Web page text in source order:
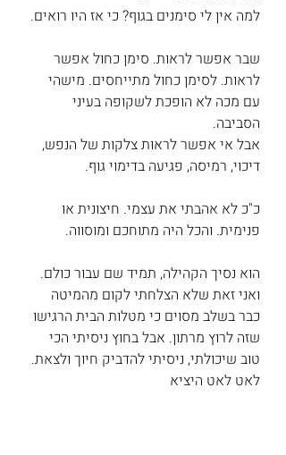
למה אין לי סימנים בגוף? כי אז היו רואים.
שבר אפשר לראות. סימן כחול אפשר
לראות. לסימן כחול מתייחסים. מישהי
עם מכה לא הופכת לשקופה בעיני
הסביבה.
אבל אי אפשר לראות צלקות של הנפש,
דיכוי, רמיסה, פגיעה בדימוי גוף.
כ"כ לא אהבתי את עצמי. חיצונית או
פנימית. והכל היה מתוחכם ומוסווה.
הוא נסיך הקהילה, תמיד שם עבור כולם.
ואני זאת שלא הצלחתי לקום מהמיטה
כבר בשלב מסוים כי מטלות הבית הרגישו
שזה לרוץ מרתון. אבל בחוץ ניסיתי הכי
טוב שיכולתי, ניסיתי להדביק חיוך ולצאת.
לאט לאט היציא